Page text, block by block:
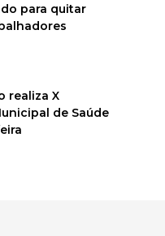
para quitar
realiza X
de Saúde